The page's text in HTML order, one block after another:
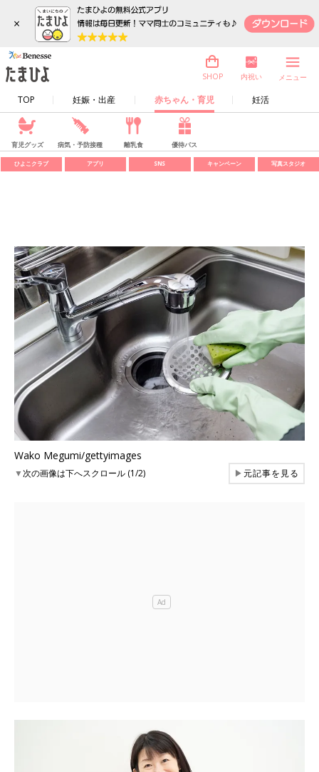
×
TOP 妊娠・出産 赤ちゃん・育児 妊活
SHOP 内祝い メニュー
育児グッズ 病気・予防接種 離乳食 優待パス
ひよこクラブ アプリ SNS キャンペーン 写真スタジオ
Wako Megumi/gettyimages
▼次の画像は下へスクロール (1/2) ▶元記事を見る